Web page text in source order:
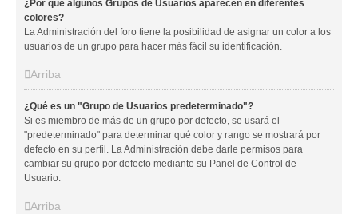
¿Por qué algunos Grupos de Usuarios aparecen en diferentes
colores?
La Administración del foro tiene la posibilidad de asignar un color a los
usuarios de un grupo para hacer más fácil su identificación.
Arriba
¿Qué es un "Grupo de Usuarios predeterminado"?
Si es miembro de más de un grupo por defecto, se usará el
"predeterminado" para determinar qué color y rango se mostrará por
defecto en su perfil. La Administración debe darle permisos para
cambiar su grupo por defecto mediante su Panel de Control de
Usuario.
Arriba